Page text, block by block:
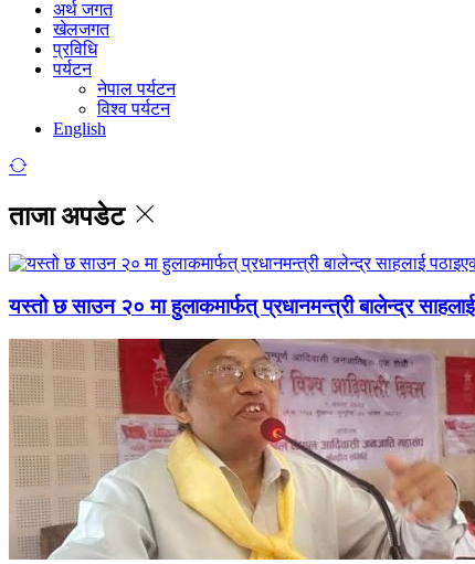
अर्थ जगत
खेलजगत
प्रविधि
पर्यटन
नेपाल पर्यटन
विश्व पर्यटन
English
ताजा अपडेट
यस्तो छ साउन २० मा हुलाकमार्फत् प्रधानमन्त्री बालेन्द्र